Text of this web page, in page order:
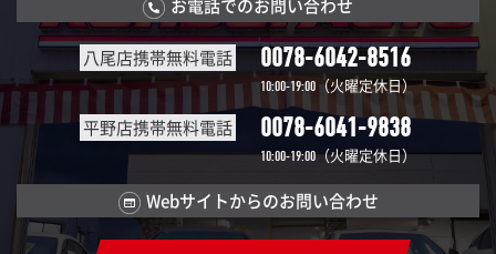
お電話でのお問い合わせ
八尾店携帯無料電話 0078-6042-8516
10:00-19:00 （火曜定休日）
平野店携帯無料電話 0078-6041-9838
10:00-19:00（火曜定休日）
Webサイトからのお問い合わせ